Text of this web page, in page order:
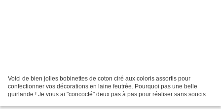
Voici de bien jolies bobinettes de coton ciré aux coloris assortis pour
confectionner vos décorations en laine feutrée. Pourquoi pas une belle
guirlande ! Je vous ai "concocté" deux pas à pas pour réaliser sans soucis : -